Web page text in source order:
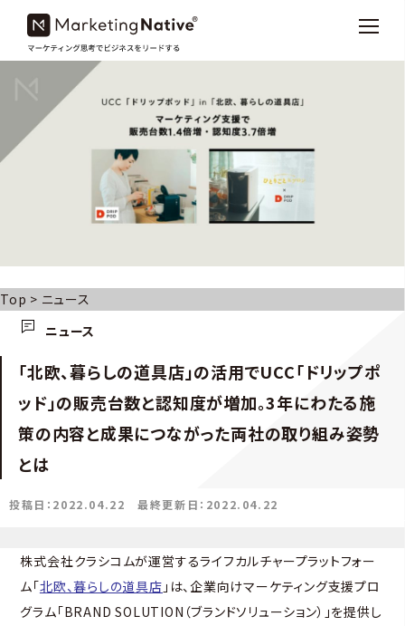
Top > ニュース
ニュース
「北欧、暮らしの道具店」の活用でUCC「ドリップポ
ッド」の販売台数と認知度が増加。3年にわたる施
策の内容と成果につながった両社の取り組み姿勢
とは
投稿日：2022.04.22 最終更新日：2022.04.22
株式会社クラシコムが運営するライフカルチャープラットフォー
ム「北欧、暮らしの道具店 」は、企業向けマーケティング支援プロ
グラム「BRAND SOLUTION（ブランドソリューション）」を提供し